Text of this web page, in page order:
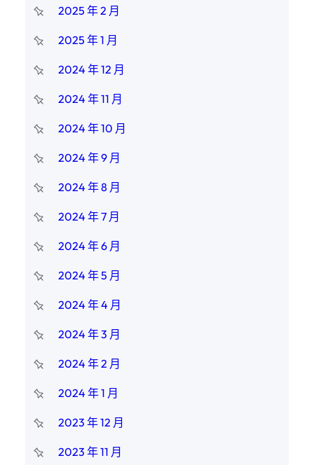
2025 年 2 月
2025 年 1 月
2024 年 12 月
2024 年 11 月
2024 年 10 月
2024 年 9 月
2024 年 8 月
2024 年 7 月
2024 年 6 月
2024 年 5 月
2024 年 4 月
2024 年 3 月
2024 年 2 月
2024 年 1 月
2023 年 12 月
2023 年 11 月